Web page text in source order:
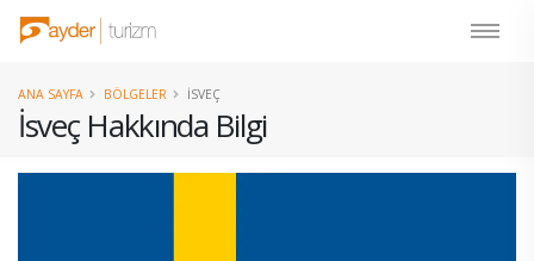
İsveç Hakkında Bilgi
ANA SAYFA BÖLGELER İSVEÇ